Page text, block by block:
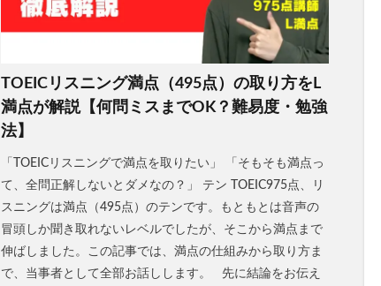
TOEICリスニング満点（495点）の取り方をL
満点が解説【何問ミスまでOK？難易度・勉強
法】
「TOEICリスニングで満点を取りたい」 「そもそも満点っ
て、全問正解しないとダメなの？」 テン TOEIC975点、リ
スニングは満点（495点）のテンです。もともとは音声の
冒頭しか聞き取れないレベルでしたが、そこから満点まで
伸ばしました。この記事では、満点の仕組みから取り方ま
で、当事者として全部お話しします。 先に結論をお伝え